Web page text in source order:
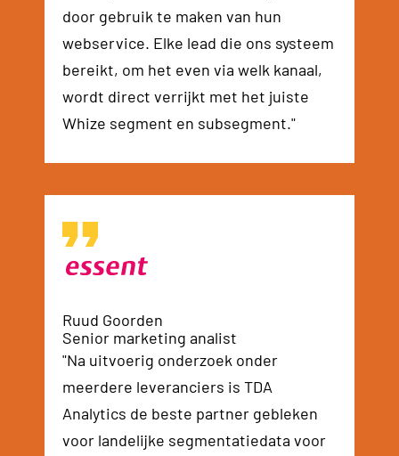
door gebruik te maken van hun
webservice. Elke lead die ons systeem
bereikt, om het even via welk kanaal,
wordt direct verrijkt met het juiste
Whize segment en subsegment."
Ruud Goorden
Senior marketing analist
"Na uitvoerig onderzoek onder
meerdere leveranciers is TDA
Analytics de beste partner gebleken
voor landelijke segmentatiedata voor